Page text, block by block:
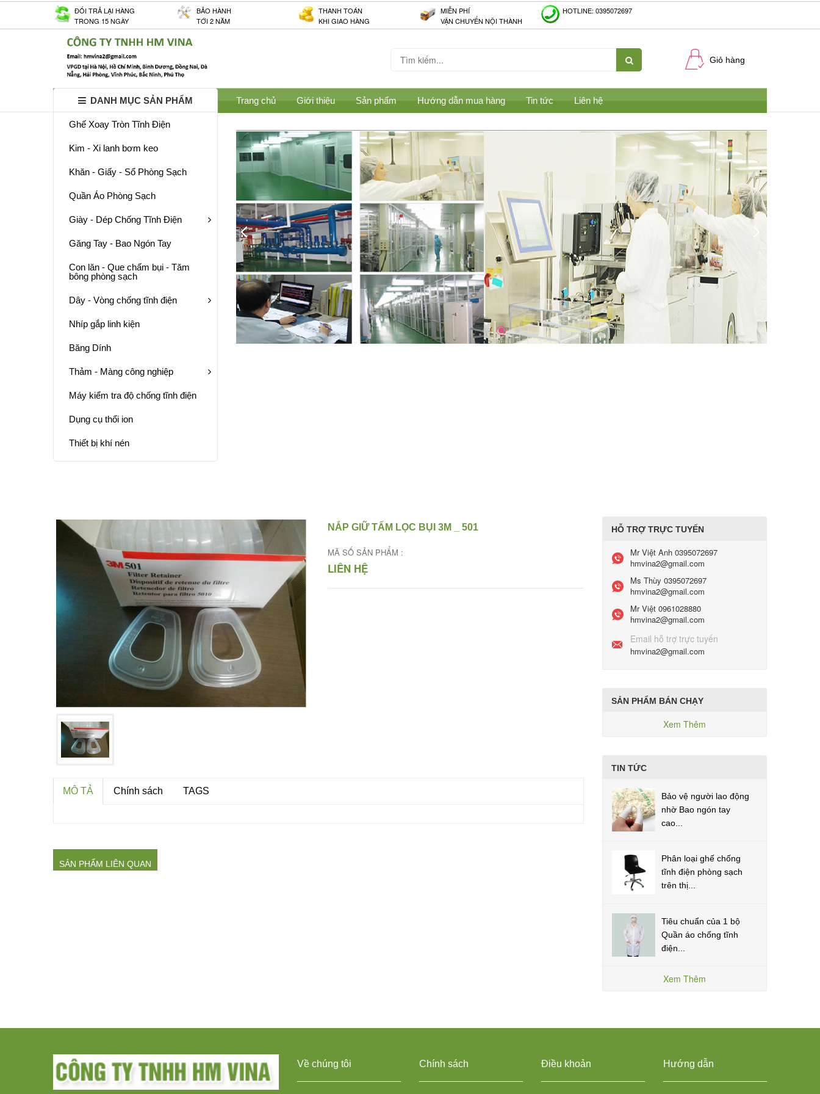
ĐỐI TRẢ LẠI HÀNG
TRONG 15 NGÀY
BẢO HÀNH
TỚI 2 NĂM
THANH TOÁN
KHI GIAO HÀNG
MIỄN PHÍ
VẬN CHUYỂN NỘI THÀNH
HOTLINE: 0395072697
Giỏ hàng
DANH MỤC SẢN PHẨM Trang chủ Giới thiệu Sản phẩm Hướng dẫn mua hàng Tin tức Liên hệ
Ghế Xoay Tròn Tĩnh Điện
Kim - Xi lanh bơm keo
Khăn - Giấy - Sổ Phòng Sạch
Quần Áo Phòng Sạch
Giày - Dép Chống Tĩnh Điện
Găng Tay - Bao Ngón Tay
Con lăn - Que chấm bụi - Tăm
bông phòng sạch
Dây - Vòng chống tĩnh điện
Nhíp gắp linh kiện
Băng Dính
Thảm - Màng công nghiệp
Máy kiểm tra độ chống tĩnh điện
Dụng cụ thổi ion
Thiết bị khí nén
NẮP GIỮ TẤM LỌC BỤI 3M _ 501
MÃ SỐ SẢN PHẨM :
LIÊN HỆ
MÔ TẢ Chính sách TAGS
SẢN PHẨM LIÊN QUAN
HỖ TRỢ TRỰC TUYẾN
Mr Việt Anh 0395072697
hmvina2@gmail.com
Ms Thùy 0395072697
hmvina2@gmail.com
Mr Việt 0961028880
hmvina2@gmail.com
Email hỗ trợ trực tuyến
hmvina2@gmail.com
SẢN PHẨM BÁN CHẠY
Xem Thêm
TIN TỨC
Bảo vệ người lao động
nhờ Bao ngón tay
cao...
Phân loại ghế chống
tĩnh điện phòng sạch
trên thị...
Tiêu chuẩn của 1 bộ
Quần áo chống tĩnh
điện...
Xem Thêm
Về chúng tôi Chính sách Điều khoản Hướng dẫn